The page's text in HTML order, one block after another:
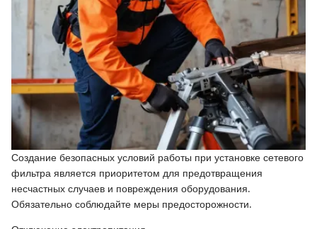
Создание безопасных условий работы при установке сетевого
фильтра является приоритетом для предотвращения
несчастных случаев и повреждения оборудования.
Обязательно соблюдайте меры предосторожности.